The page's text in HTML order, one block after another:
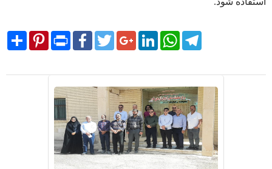
SharePinterest Print
FacebookTwitterGoogle+LinkedInWhatsAppTelegram